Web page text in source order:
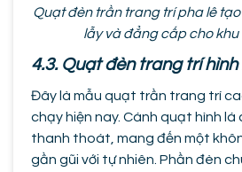
Quạt đèn trần trang trí pha lê
lẫy và đẳng cấp cho
4.3. Quạt đèn trang trí hình
Đây là mẫu quạt trần trang trí
chạy hiện nay. Cánh quạt hình lá
thanh thoát, mang đến một
gần gũi với tự nhiên. Phần đèn